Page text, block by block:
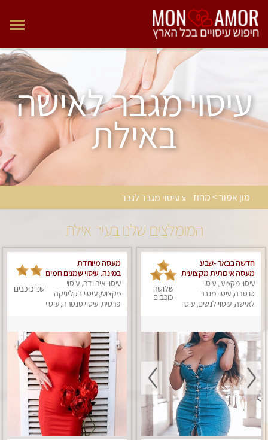
עיסוי מגבר לאישה
באילת
מון אמור > מחוז x עיסוי מגבר לגבר
המומלצים שלנו בעיר אילת
חדשה בבאר -שבע
מעסה איכותית מקצועית
ומפנקת
עיסוי מקצועי, עיסוי
טנטרה, עיסוי מגבר
לאישה, עיסוי לנשים, עיסוי
שלושה
כוכבים
מעסה מיוחדת
במינה. עיסוי שמנים חמים
עיסוי אירוודה, עיסוי
מקצועי, עיסוי בקליניקה
פרטית, עיסוי טנטרה, עיסוי
שני כוכבים